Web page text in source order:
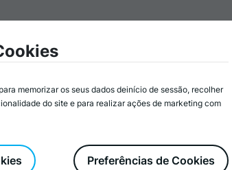
na
memorizar os seus dados deinício de sessão, recolher
do site e para realizar ações de marketing com
Preferências de Cookies